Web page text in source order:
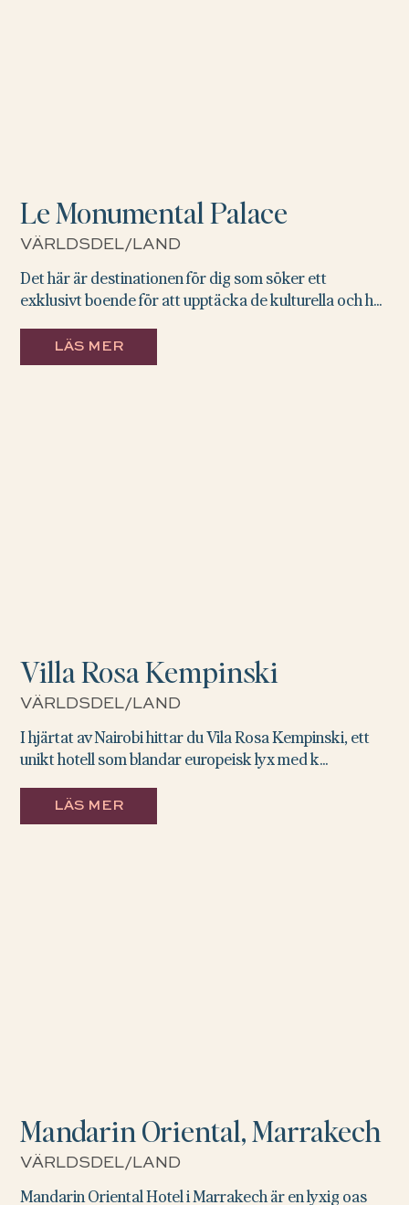
Le Monumental Palace
VÄRLDSDEL/LAND
Det här är destinationen för dig som söker ett
exklusivt boende för att upptäcka de kulturella och h...
LÄS MER
Villa Rosa Kempinski
VÄRLDSDEL/LAND
I hjärtat av Nairobi hittar du Vila Rosa Kempinski, ett
unikt hotell som blandar europeisk lyx med k...
LÄS MER
Mandarin Oriental, Marrakech
VÄRLDSDEL/LAND
Mandarin Oriental Hotel i Marrakech är en lyxig oas